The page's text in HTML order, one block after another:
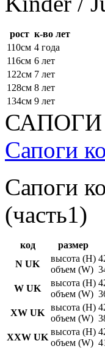
рост к-во лет
110см 4 года
116см 6 лет
122см 7 лет
128см 8 лет
134см 9 лет
САПОГИ
Сапоги
Сапоги
(часть1)
код размер
N UK
высота (H)
объем (W)
W UK
высота (H)
объем (W)
XW UK
высота (H)
объем (W)
XXW UK
высота (H)
объем (W)